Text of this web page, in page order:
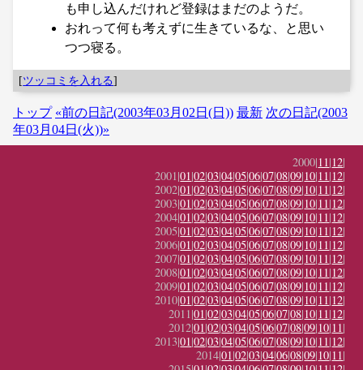
も申し込んだけれど登録はまだのようだ。
おれって何も考えずに生きているな、と思い
つつ寝る。
[ツッコミを入れる]
トップ «前の日記(2003年03月02日(日)) 最新 次の日記(2003
年03月04日(火))»
2000|11|12|
2001|01|02|03|04|05|06|07|08|09|10|11|12|
2002|01|02|03|04|05|06|07|08|09|10|11|12|
2003|01|02|03|04|05|06|07|08|09|10|11|12|
2004|01|02|03|04|05|06|07|08|09|10|11|12|
2005|01|02|03|04|05|06|07|08|09|10|11|12|
2006|01|02|03|04|05|06|07|08|09|10|11|12|
2007|01|02|03|04|05|06|07|08|09|10|11|12|
2008|01|02|03|04|05|06|07|08|09|10|11|12|
2009|01|02|03|04|05|06|07|08|09|10|11|12|
2010|01|02|03|04|05|06|07|08|09|10|11|12|
2011|01|02|03|04|05|06|07|08|10|11|12|
2012|01|02|03|04|05|06|07|08|09|10|11|
2013|01|02|03|04|05|06|07|08|09|10|11|12|
2014|01|02|03|04|06|08|09|10|11|